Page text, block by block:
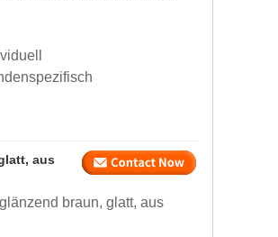
aus
braun, glatt, aus